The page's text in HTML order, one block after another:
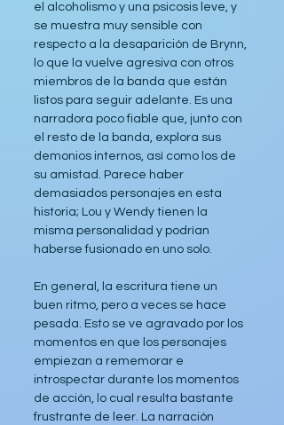
el alcoholismo y una psicosis leve, y
se muestra muy sensible con
respecto a la desaparición de Brynn,
lo que la vuelve agresiva con otros
miembros de la banda que están
listos para seguir adelante. Es una
narradora poco fiable que, junto con
el resto de la banda, explora sus
demonios internos, así como los de
su amistad. Parece haber
demasiados personajes en esta
historia; Lou y Wendy tienen la
misma personalidad y podrían
haberse fusionado en uno solo.
En general, la escritura tiene un
buen ritmo, pero a veces se hace
pesada. Esto se ve agravado por los
momentos en que los personajes
empiezan a rememorar e
introspectar durante los momentos
de acción, lo cual resulta bastante
frustrante de leer. La narración